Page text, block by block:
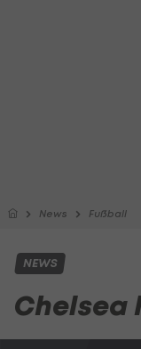
News Fußball
NEWS
Chelsea